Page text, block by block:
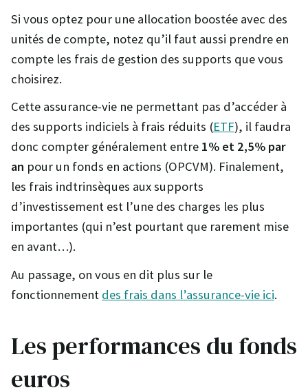
Si vous optez pour une allocation boostée avec des
unités de compte, notez qu’il faut aussi prendre en
compte les frais de gestion des supports que vous
choisirez.
Cette assurance-vie ne permettant pas d’accéder à
des supports indiciels à frais réduits (ETF), il faudra
donc compter généralement entre 1% et 2,5% par
an pour un fonds en actions (OPCVM). Finalement,
les frais indtrinsèques aux supports
d’investissement est l’une des charges les plus
importantes (qui n’est pourtant que rarement mise
en avant…).
Au passage, on vous en dit plus sur le
fonctionnement des frais dans l’assurance-vie ici.
Les performances du fonds
euros